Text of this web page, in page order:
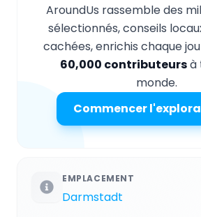
AroundUs rassemble des
sélectionnés, conseils
cachées, enrichis chaque
60,000 contributeursà
monde.
Commencer
EMPLACEMENT
Darmstadt